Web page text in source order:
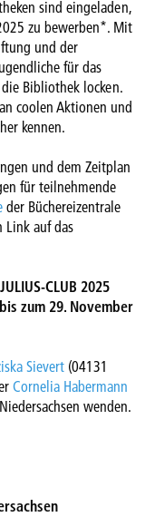
sind eingeladen,
zu bewerben*. Mit
und der
für das
Bibliothek locken.
coolen Aktionen und
kennen.
und dem Zeitplan
für teilnehmende
der Büchereizentrale
Link auf das
CLUB 2025
zum 29. November
Sievert (04131
Cornelia Habermann
wenden.